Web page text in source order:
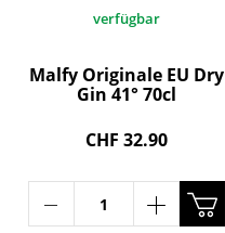
verfügbar
Malfy Originale EU Dry
Gin 41° 70cl
CHF 32.90